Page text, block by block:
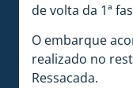
de volta da 1ª
O embarque
realizado no
Ressacada.